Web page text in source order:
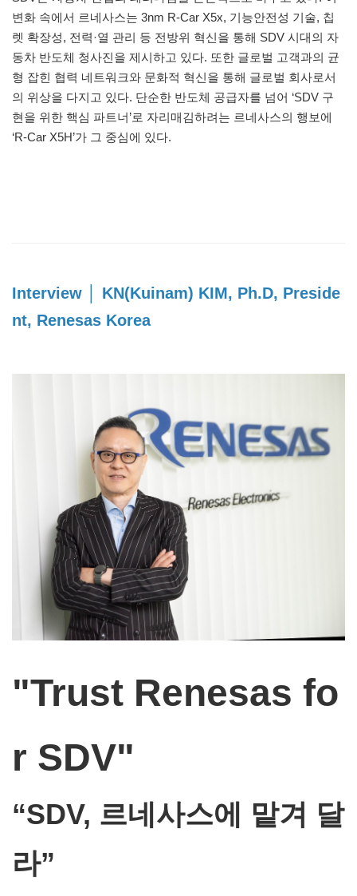
변화 속에서 르네사스는 3nm R-Car X5x, 기능안전성 기술, 칩
렛 확장성, 전력·열 관리 등 전방위 혁신을 통해 SDV 시대의 자
동차 반도체 청사진을 제시하고 있다. 또한 글로벌 고객과의 균
형 잡힌 협력 네트워크와 문화적 혁신을 통해 글로벌 회사로서
의 위상을 다지고 있다. 단순한 반도체 공급자를 넘어 ‘SDV 구
현을 위한 핵심 파트너’로 자리매김하려는 르네사스의 행보에
‘R-Car X5H’가 그 중심에 있다.
Interview │ KN(Kuinam) KIM, Ph.D, Preside
nt, Renesas Korea
"Trust Renesas fo
r SDV"
“SDV, 르네사스에 맡겨 달
라”